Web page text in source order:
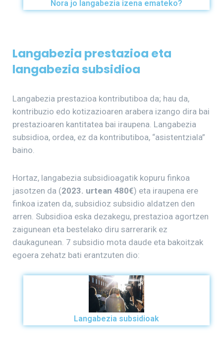
Nora jo langabezia izena emateko?
Langabezia prestazioa eta
langabezia subsidioa
Langabezia prestazioa kontributiboa da; hau da,
kontribuzio edo kotizazioaren arabera izango dira bai
prestazioaren kantitatea bai iraupena. Langabezia
subsidioa, ordea, ez da kontributiboa, “asistentziala”
baino.
Hortaz, langabezia subsidioagatik kopuru finkoa
jasotzen da (2023. urtean 480€) eta iraupena ere
finkoa izaten da, subsidioz subsidio aldatzen den
arren. Subsidioa eska dezakegu, prestazioa agortzen
zaigunean eta bestelako diru sarrerarik ez
daukagunean. 7 subsidio mota daude eta bakoitzak
egoera zehatz bati erantzuten dio:
Langabezia subsidioak